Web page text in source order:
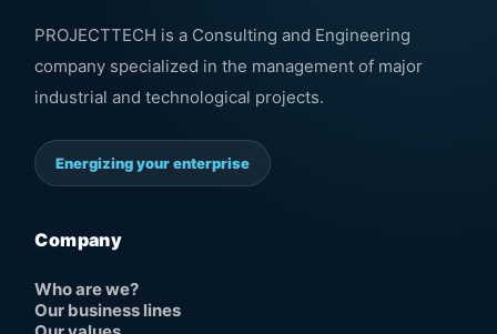
PROJECTTECH is a Consulting and Engineering
company specialized in the management of major
industrial and technological projects.
Energizing your enterprise
Company
Who are we?
Our business lines